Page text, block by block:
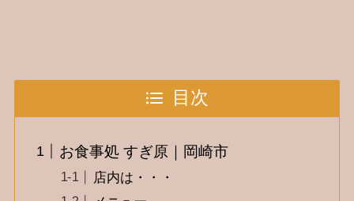
目次
お食事処 すぎ原｜岡崎市
店内は・・・